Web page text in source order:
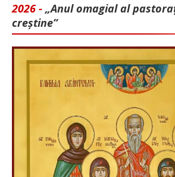
2026 - „Anul omagial al
creștine”